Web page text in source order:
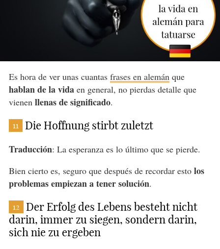
Es hora de ver unas cuantas frases en alemánque
hablan de la vidaen general, no pierdas detalle que
vienen llenas de significado.
11 Die Hoffnung stirbt zuletzt
Traducción: La esperanza es lo último que se pierde.
Bien cierto es, seguro que después de recordar esto los
problemas empiezan a tener solución.
12
Der Erfolg des Lebens besteht nicht
darin, immer zu siegen, sondern darin,
sich nie zu ergeben